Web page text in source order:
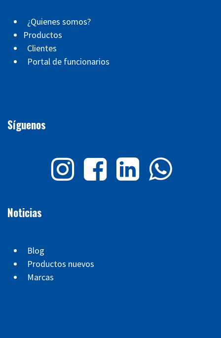
¿Quienes somos?
Productos
Clientes
Portal de funcionarios
Síguenos
Noticias
Blog
Productos nuevos
Marcas